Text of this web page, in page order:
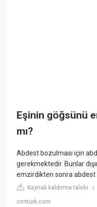
Eşinin göğsünü
mı?
Abdest bozulması için
gerekmektedir. Bunlar
emzirdikten sonra abdest
Kaynak kaldırma talebi
cnnturk.com